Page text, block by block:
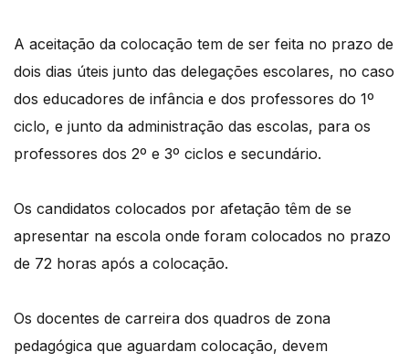
A aceitação da colocação tem de ser feita no prazo de
dois dias úteis junto das delegações escolares, no caso
dos educadores de infância e dos professores do 1º
ciclo, e junto da administração das escolas, para os
professores dos 2º e 3º ciclos e secundário.
Os candidatos colocados por afetação têm de se
apresentar na escola onde foram colocados no prazo
de 72 horas após a colocação.
Os docentes de carreira dos quadros de zona
pedagógica que aguardam colocação, devem